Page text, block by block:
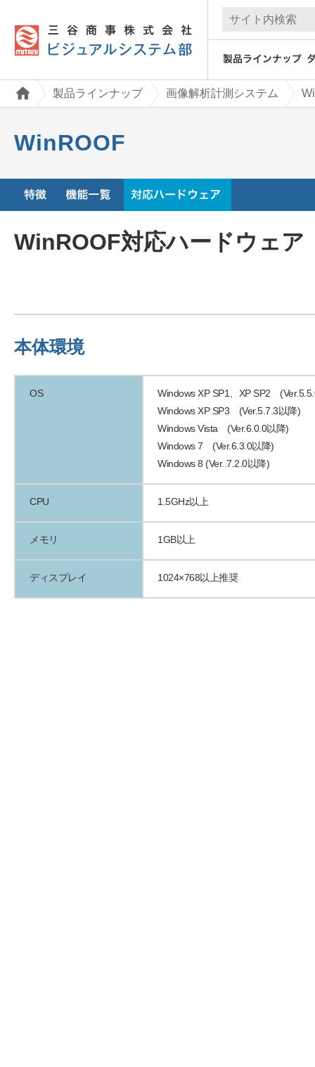
製品ラインナップ 画像解析計測システム
WinROOF
WinROOF対応ハードウェア
本体環境
OS
Windows XP SP1、XP SP2
Windows XP SP3 (Ver.5.7.3以降)
Windows Vista (Ver.6.0.0以降)
Windows 7 (Ver.6.3.0以降)
Windows 8 (Ver..7.2.0以降)
CPU 1.5GHz以上
メモリ 1GB以上
ディスプレイ 1024×768以上推奨